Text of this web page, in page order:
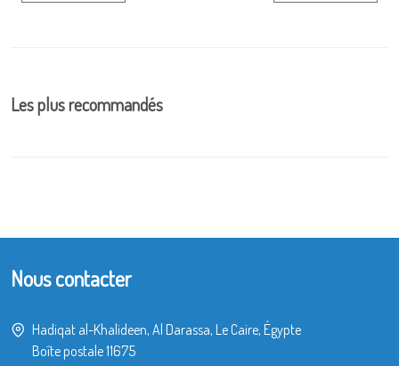
Les plus recommandés
Nous contacter
Hadiqat al-Khalideen, Al Darassa, Le Caire, Égypte
Boîte postale 11675